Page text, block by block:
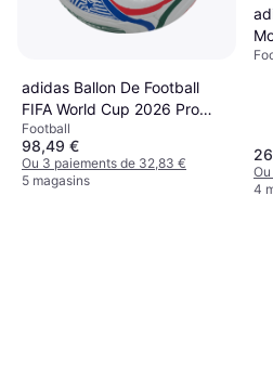
adidas Ballon De Football
FIFA World Cup 2026 Pro
Official Match - Blanc
Football
98,49 €
Ou 3 paiements de 32,83 €
5 magasins
4